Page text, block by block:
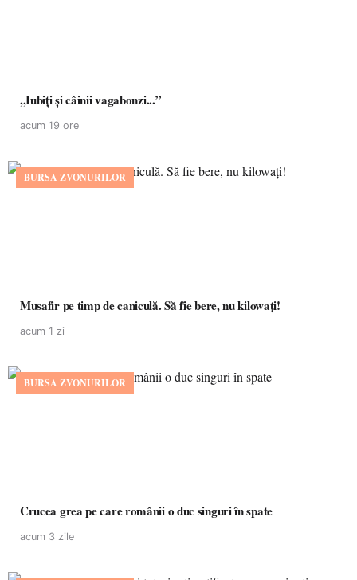
,,Iubiți și câinii vagabonzi...”
acum 19 ore
BURSA ZVONURILOR
Musafir pe timp de caniculă. Să fie bere, nu kilowați!
acum 1 zi
BURSA ZVONURILOR
Crucea grea pe care românii o duc singuri în spate
acum 3 zile